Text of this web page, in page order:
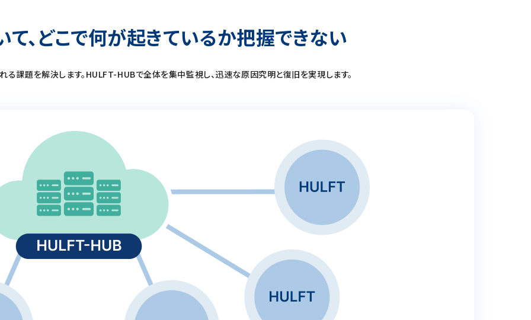
、どこで何が起きているか把握できない
課題を解決します。HULFT-HUBで全体を集中監視し、迅速な原因究明と復旧を実現します。